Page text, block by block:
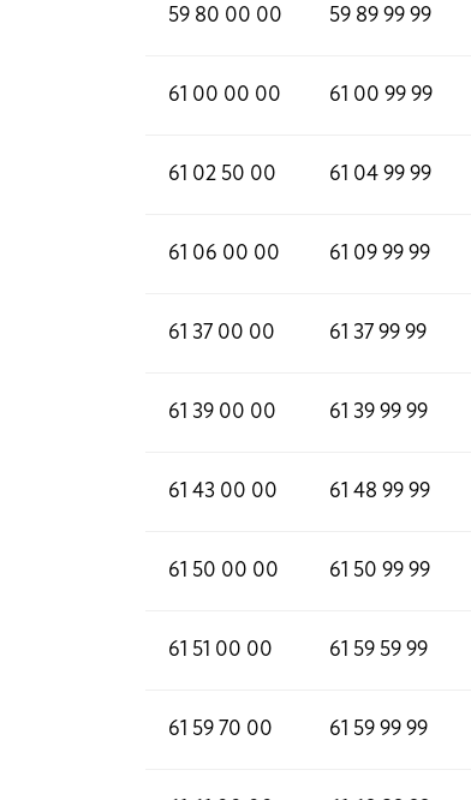
59 80 00 00 59 89 99 99
61 00 00 00 61 00 99 99
61 02 50 00 61 04 99 99
61 06 00 00 61 09 99 99
61 37 00 00 61 37 99 99
61 39 00 00 61 39 99 99
61 43 00 00 61 48 99 99
61 50 00 00 61 50 99 99
61 51 00 00 61 59 59 99
61 59 70 00 61 59 99 99